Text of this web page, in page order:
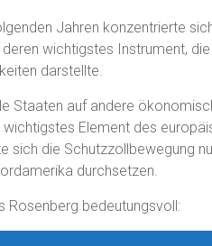
Jahren konzentrierte
deren wichtigstes Instrument, die
darstellte.
Staaten auf andere
wichtigstes Element des
sich die Schutzzollbewegung
durchsetzen.
Rosenberg bedeutungsvoll: